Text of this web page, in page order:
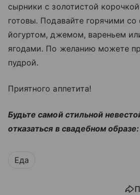
сырники с золотистой корочкой
готовы. Подавайте горячими со
йогуртом, джемом, вареньем
ягодами. По желанию можете
пудрой.
Приятного аппетита!
Будьте самой стильной
отказаться в свадебном образе:
Еда